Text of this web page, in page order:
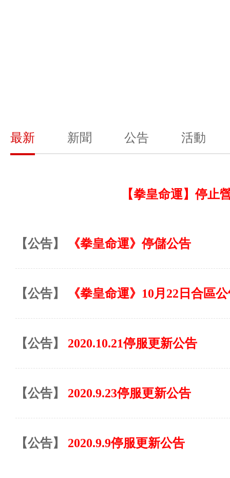
最新 新聞 公告 活動
【拳皇命運】停止
【公告】 《拳皇命運》停儲公告
【公告】 《拳皇命運》10月22日合區
【公告】 2020.10.21停服更新公告
【公告】 2020.9.23停服更新公告
【公告】 2020.9.9停服更新公告